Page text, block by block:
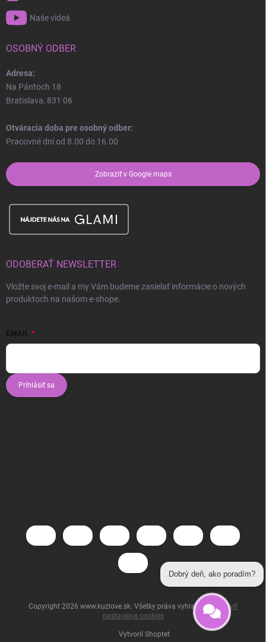
Naše videá
OSOBNÝ ODBER
Adresa:
Na Pántoch 18
Bratislava, 831 06
Otváracia doba pre osobný odber:
Pracovné dni od 8.00 do 16.00
Zobraziť v Google maps
ODOBERAŤ NEWSLETTER
Vložte svoj e-mail a my Vám budeme zasielať informácie o nových
produktoch na našom e-shope.
EMAIL
Prihlásiť sa
Vytvoril Shoptet
Copyright 2026 www.kuzlove.sk. Všetky práva vyhradené.Upraviť
nastavenie cookies
Dobrý deň, ako poradím?